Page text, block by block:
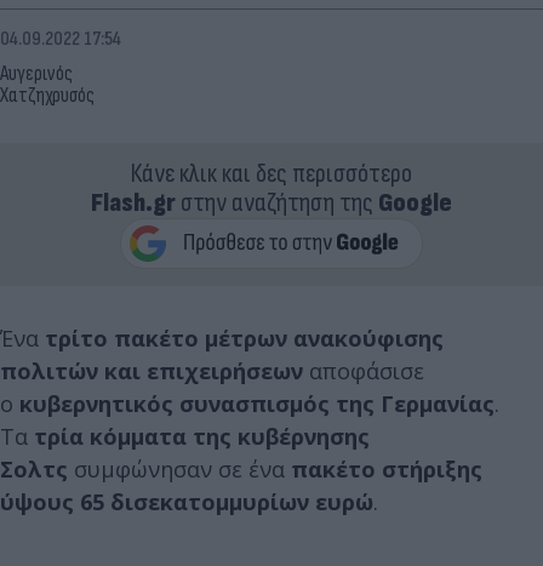
Αυγερινός
Χατζηχρυσός
04.09.2022 17:54
Κάνε κλικ και δες περισσότερο
Flash.grστην αναζήτηση της Google
Ένα τρίτο πακέτο μέτρων ανακούφισης
πολιτών και επιχειρήσεων αποφάσισε
ο κυβερνητικός συνασπισμός της Γερμανίας.
Τα τρία κόμματα της κυβέρνησης
Σολτς συμφώνησαν σε ένα πακέτο στήριξης
ύψους 65 δισεκατομμυρίων ευρώ.